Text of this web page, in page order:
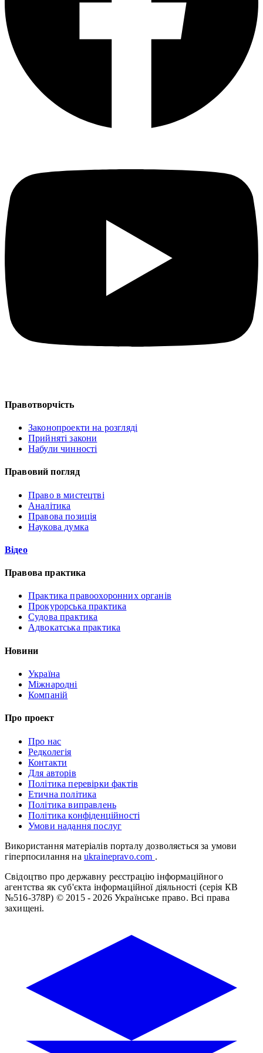
Правотворчість
Законопроекти на розгляді
Прийняті закони
Набули чинності
Правовий погляд
Право в мистецтві
Аналітика
Правова позиція
Наукова думка
Відео
Правова практика
Практика правоохоронних органів
Прокурорська практика
Судова практика
Адвокатська практика
Новини
Україна
Міжнародні
Компаній
Про проект
Про нас
Редколегія
Контакти
Для авторів
Політика перевірки фактів
Етична політика
Політика виправлень
Політика конфіденційності
Умови надання послуг
Використання матеріалів порталу дозволяється за умови
гіперпосилання на ukrainepravo.com .
Свідоцтво про державну реєстрацію інформаційного
агентства як суб'єкта інформаційної діяльності (серія КВ
№516-378Р) © 2015 - 2026 Українське право. Всі права
захищені.